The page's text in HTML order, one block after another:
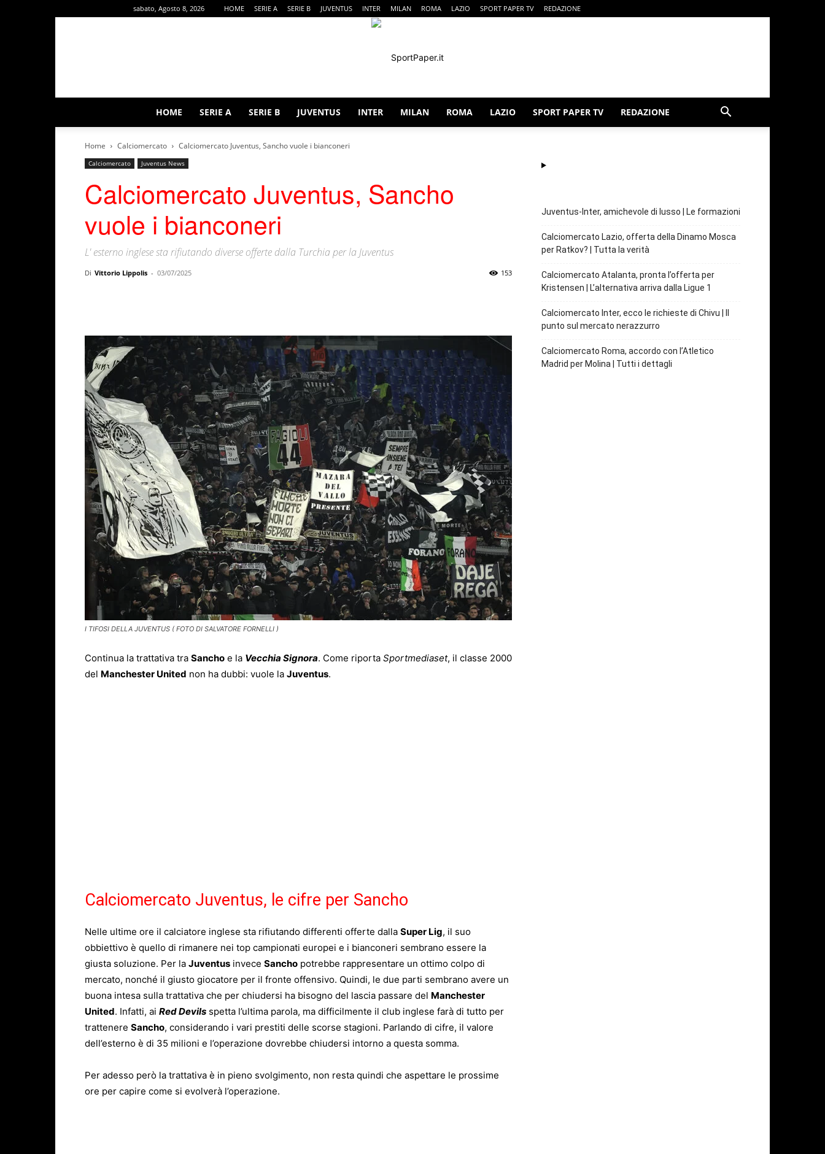
sabato, Agosto 8, 2026 HOME SERIE A SERIE B JUVENTUS INTER MILAN ROMA LAZIO SPORT PAPER TV REDAZIONE
HOME SERIE A SERIE B JUVENTUS INTER MILAN ROMA LAZIO SPORT PAPER TV REDAZIONE
Home Calciomercato Calciomercato Juventus, Sancho vuole i bianconeri
Calciomercato Juventus News
Calciomercato Juventus, Sancho
vuole i bianconeri
L' esterno inglese sta rifiutando diverse offerte dalla Turchia per la Juventus
Di Vittorio Lippolis - 03/07/2025 153
I TIFOSI DELLA JUVENTUS ( FOTO DI SALVATORE FORNELLI )
Continua la trattativa tra Sancho e la Vecchia Signora. Come riporta Sportmediaset, il classe 2000
del Manchester United non ha dubbi: vuole la Juventus.
Calciomercato Juventus, le cifre per Sancho
Nelle ultime ore il calciatore inglese sta rifiutando differenti offerte dalla Super Lig, il suo
obbiettivo è quello di rimanere nei top campionati europei e i bianconeri sembrano essere la
giusta soluzione. Per la Juventus invece Sancho potrebbe rappresentare un ottimo colpo di
mercato, nonché il giusto giocatore per il fronte offensivo. Quindi, le due parti sembrano avere un
buona intesa sulla trattativa che per chiudersi ha bisogno del lascia passare del Manchester
United. Infatti, ai Red Devils spetta l’ultima parola, ma difficilmente il club inglese farà di tutto per
trattenere Sancho, considerando i vari prestiti delle scorse stagioni. Parlando di cifre, il valore
dell’esterno è di 35 milioni e l’operazione dovrebbe chiudersi intorno a questa somma.
Per adesso però la trattativa è in pieno svolgimento, non resta quindi che aspettare le prossime
ore per capire come si evolverà l’operazione.
Juventus-Inter, amichevole di lusso | Le formazioni
Calciomercato Lazio, offerta della Dinamo Mosca
per Ratkov? | Tutta la verità
Calciomercato Atalanta, pronta l’offerta per
Kristensen | L’alternativa arriva dalla Ligue 1
Calciomercato Inter, ecco le richieste di Chivu | Il
punto sul mercato nerazzurro
Calciomercato Roma, accordo con l’Atletico
Madrid per Molina | Tutti i dettagli